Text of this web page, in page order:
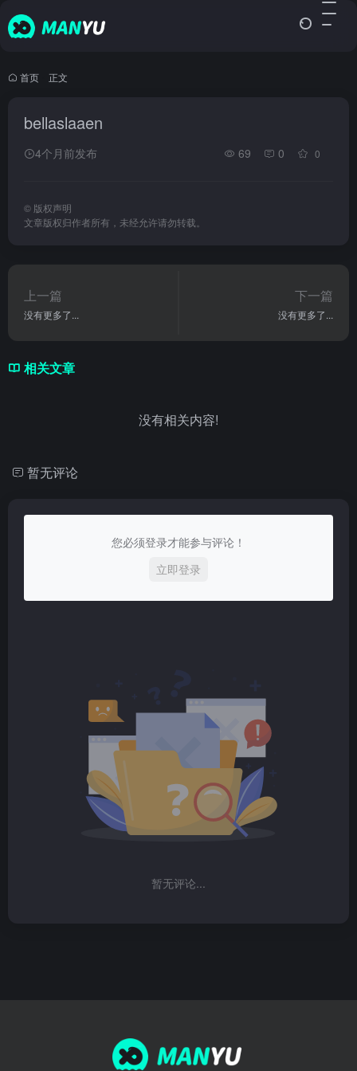
首页 正文
bellaslaaen
4个月前发布 69 0 0
© 版权声明
文章版权归作者所有，未经允许请勿转载。
上一篇
没有更多了...
下一篇
没有更多了...
相关文章
没有相关内容!
暂无评论
您必须登录才能参与评论！
立即登录
暂无评论...